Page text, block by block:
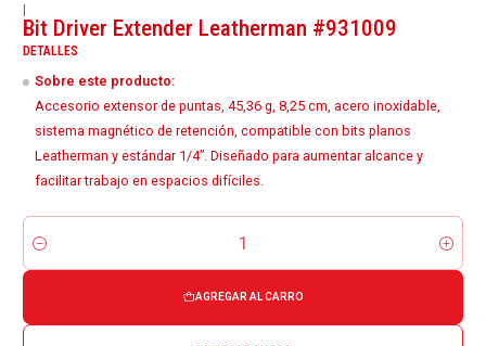
|
Bit Driver Extender Leatherman #931009
DETALLES
Sobre este producto:
Accesorio extensor de puntas, 45,36 g, 8,25 cm, acero inoxidable,
sistema magnético de retención, compatible con bits planos
Leatherman y estándar 1/4”. Diseñado para aumentar alcance y
facilitar trabajo en espacios difíciles.
Cantidad
AGREGAR AL CARRO